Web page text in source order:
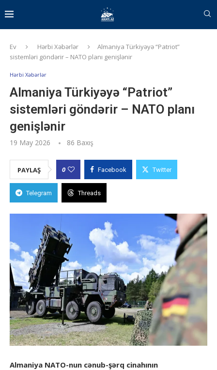
Ev Hərbi Xəbərlər
Almaniya Türkiyəyə “Patriot”
sistemləri göndərir – NATO planı genişlənir
Hərbi Xəbərlər
Almaniya Türkiyəyə “Patriot”
sistemləri göndərir – NATO planı
genişlənir
19 May 2026 86 Baxış
PAYLAŞ 0 Facebook Twitter
Telegram Threads
Almaniya NATO-nun cənub-şərq cinahının